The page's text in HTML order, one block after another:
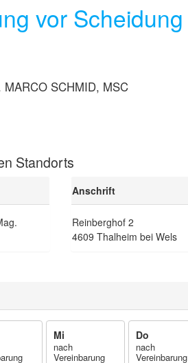
vor Scheidung
SCHMID, MSC
Standorts
Anschrift
Reinberghof 2
4609 Thalheim bei Wels
Mi
nach
Vereinbarung
Do
nach
Vereinbarung